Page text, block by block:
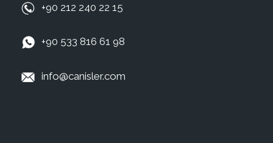
+90 212 240 22 15
+90 533 816 61 98
info@canisler.com